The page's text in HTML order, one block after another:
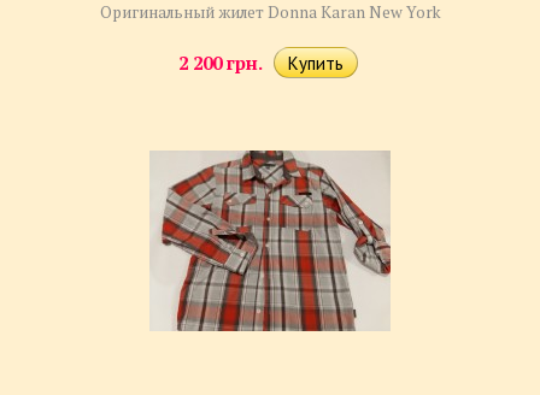
Оригинальный жилет Donna Karan New York
2 200 грн.